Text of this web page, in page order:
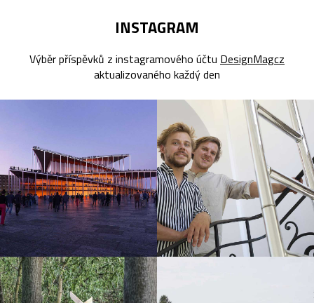
INSTAGRAM
Výběr příspěvků z instagramového účtu DesignMagcz
aktualizovaného každý den